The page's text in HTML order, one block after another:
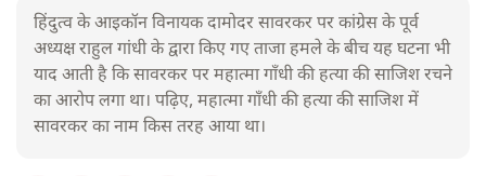
हिंदुत्व के आइकॉन विनायक दामोदर सावरकर पर कांग्रेस के पूर्व
अध्यक्ष राहुल गांधी के द्वारा किए गए ताजा हमले के बीच यह घटना भी
याद आती है कि सावरकर पर महात्मा गाँधी की हत्या की साजिश रचने
का आरोप लगा था। पढ़िए, महात्मा गाँधी की हत्या की साजिश में
सावरकर का नाम किस तरह आया था।